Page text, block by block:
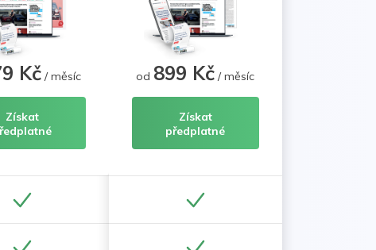
Kč / měsíc
Získat
od 899 Kč / měsíc
Získat
předplatné